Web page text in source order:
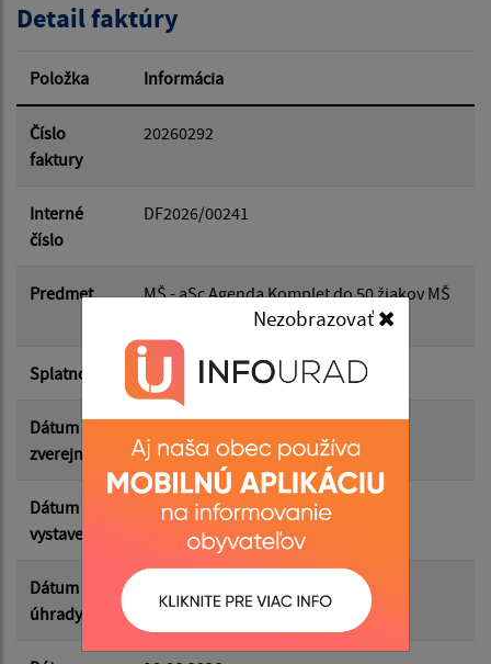
Nezobrazovať
Dátum od:
Dátum do:
Suma od:
Filtrovať Reset
Detail faktúry
Položka Informácia
Číslo
faktury
20260292
Interné
číslo
DF2026/00241
Predmet
MŠ - aSc Agenda Komplet do 50 žiakov MŠ
Splatnosť 24.06.2026
Dátum
zverejnenia
Dátum
vystavenia
10.06.2026
Dátum
úhrady